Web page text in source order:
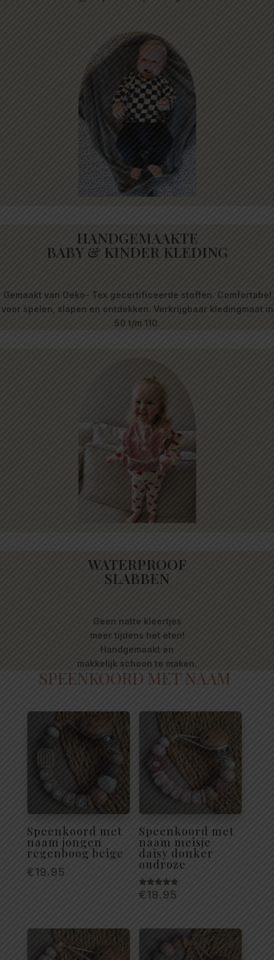
HANDGEMAAKTE
BABY & KINDER KLEDING
Gemaakt van Oeko- Tex gecertificeerde stoffen. Comfortabel
voor spelen, slapen en ontdekken. Verkrijgbaar kledingmaat in
50 t/m 110.
WATERPROOF
SLABBEN
Geen natte kleertjes
meer tijdens het eten!
Handgemaakt en
makkelijk schoon te maken.
SPEENKOORD MET NAAM
Speenkoord met
naam jongen
regenboog beige
€19.95
Speenkoord met
naam meisje
daisy donker
oudroze
Gewaardeerd
5.00
€19.95